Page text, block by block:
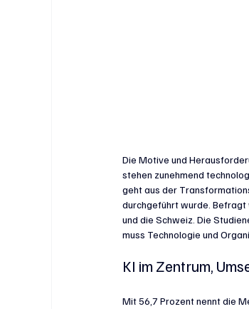
Die Motive und
stehen zunehmend
geht aus der
durchgeführt wurde. Befragt
und die Schweiz. Die
muss Technologie und
KI im Zentrum,
Mit 56,7 Prozent nennt die